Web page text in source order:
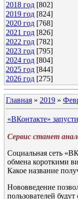
2018 год [802]
2019 год [824]
2020 год [768]
2021 год [826]
2022 год [782]
2023 год [795]
2024 год [804]
2025 год [844]
2026 год [275]
Главная » 2019 »
«ВКонтакте»
Сервис станет
Социальная сеть
обмена короткими
Какое название
Нововведение
пользователей